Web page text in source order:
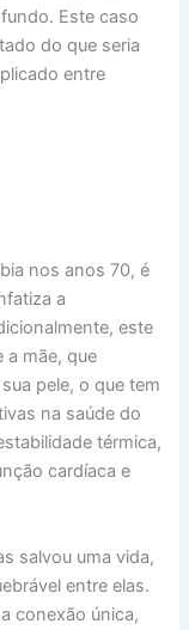
Este caso
do que seria
entre
nos anos 70, é
a
este
a mãe, que
pele, o que tem
na saúde do
térmica,
cardíaca e
salvou uma vida,
entre elas.
conexão única,